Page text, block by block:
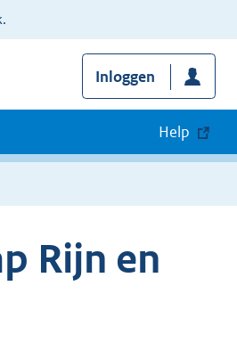
Inloggen
Help
Rijn en